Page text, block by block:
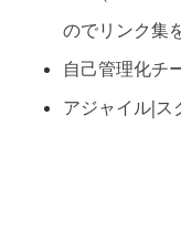
のでリンク集
自己管理化チ
アジャイル|ス